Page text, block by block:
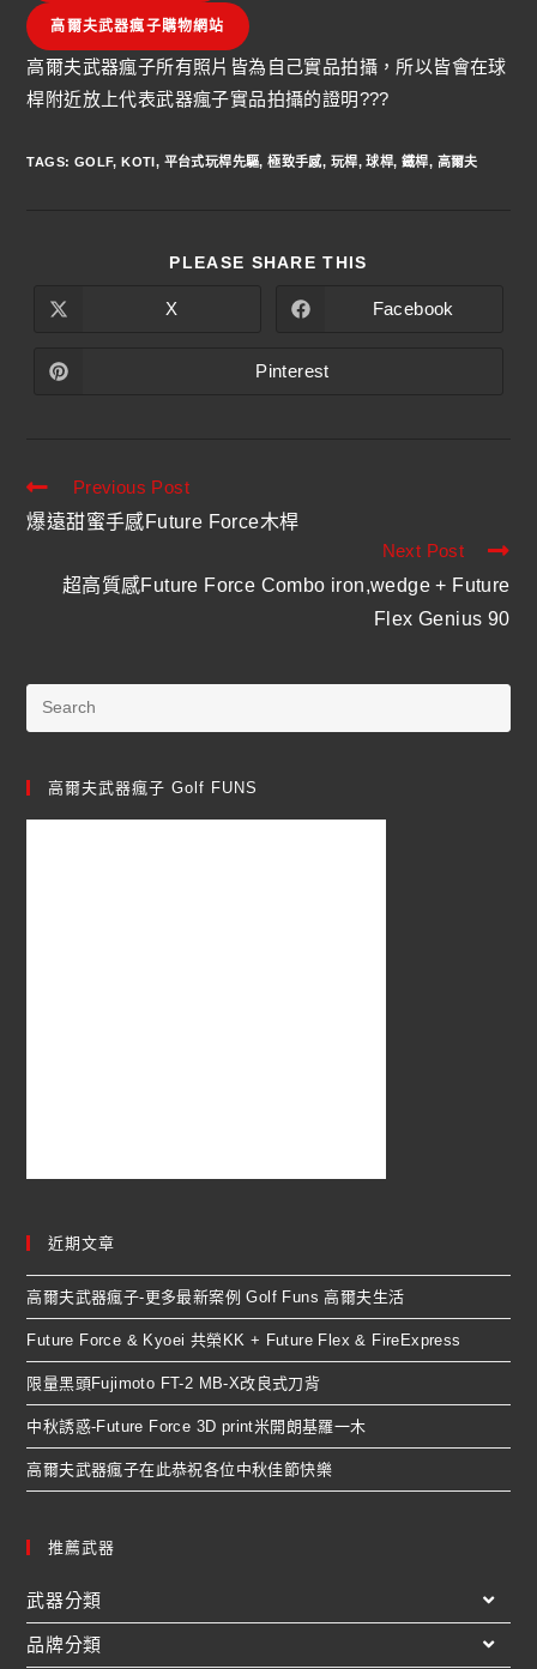
高爾夫武器瘋子購物網站
高爾夫武器瘋子所有照片皆為自己實品拍攝，所以皆會在球
桿附近放上代表武器瘋子實品拍攝的證明???
TAGS: GOLF, KOTI, 平台式玩桿先驅, 極致手感, 玩桿, 球桿, 鐵桿, 高爾夫
PLEASE SHARE THIS
X Facebook
Pinterest
Previous Post
爆遠甜蜜手感Future Force木桿
Next Post
超高質感Future Force Combo iron,wedge + Future
Flex Genius 90
高爾夫武器瘋子 Golf FUNS
近期文章
高爾夫武器瘋子-更多最新案例 Golf Funs 高爾夫生活
Future Force & Kyoei 共榮KK + Future Flex & FireExpress
限量黑頭Fujimoto FT-2 MB-X改良式刀背
中秋誘惑-Future Force 3D print米開朗基羅一木
高爾夫武器瘋子在此恭祝各位中秋佳節快樂
推薦武器
武器分類
品牌分類